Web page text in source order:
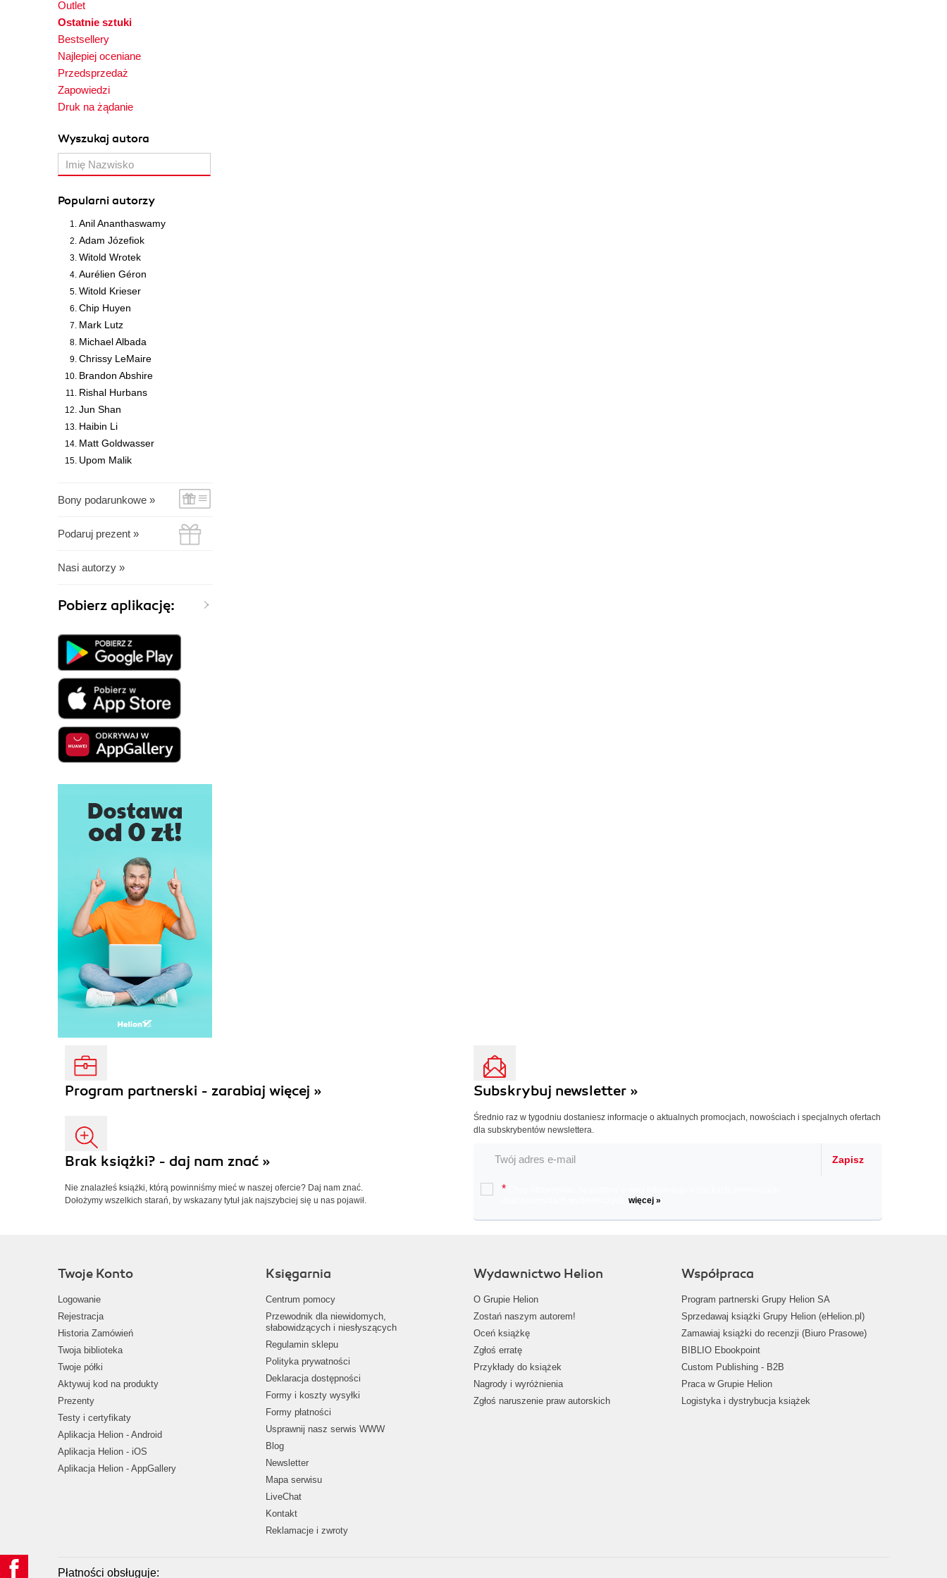
Outlet
Ostatnie sztuki
Bestsellery
Najlepiej oceniane
Przedsprzedaż
Zapowiedzi
Druk na żądanie
Wyszukaj autora
Popularni autorzy
Anil Ananthaswamy
Adam Józefiok
Witold Wrotek
Aurélien Géron
Witold Krieser
Chip Huyen
Mark Lutz
Michael Albada
Chrissy LeMaire
Brandon Abshire
Rishal Hurbans
Jun Shan
Haibin Li
Matt Goldwasser
Upom Malik
Bony podarunkowe »
Podaruj prezent »
Nasi autorzy »
Pobierz aplikację:
Program partnerski - zarabiaj więcej »
Brak książki? - daj nam znać »
Nie znalazłeś książki, którą powinniśmy mieć w naszej ofercie? Daj nam znać.
Dołożymy wszelkich starań, by wskazany tytuł jak najszybciej się u nas pojawił.
Subskrybuj newsletter »
Średnio raz w tygodniu dostaniesz informacje o aktualnych promocjach, nowościach i specjalnych ofertach
dla subskrybentów newslettera.
Zapisz
*
więcej »
Twoje Konto
Logowanie
Rejestracja
Historia Zamówień
Twoja biblioteka
Twoje półki
Aktywuj kod na produkty
Prezenty
Testy i certyfikaty
Aplikacja Helion - Android
Aplikacja Helion - iOS
Aplikacja Helion - AppGallery
Księgarnia
Centrum pomocy
Przewodnik dla niewidomych,
słabowidzących i niesłyszących
Regulamin sklepu
Polityka prywatności
Deklaracja dostępności
Formy i koszty wysyłki
Formy płatności
Usprawnij nasz serwis WWW
Blog
Newsletter
Mapa serwisu
LiveChat
Kontakt
Reklamacje i zwroty
Wydawnictwo Helion
O Grupie Helion
Zostań naszym autorem!
Oceń książkę
Zgłoś erratę
Przykłady do książek
Nagrody i wyróżnienia
Zgłoś naruszenie praw autorskich
Współpraca
Program partnerski Grupy Helion SA
Sprzedawaj książki Grupy Helion (eHelion.pl)
Zamawiaj książki do recenzji (Biuro Prasowe)
BIBLIO Ebookpoint
Custom Publishing - B2B
Praca w Grupie Helion
Logistyka i dystrybucja książek
Płatności obsługuje: